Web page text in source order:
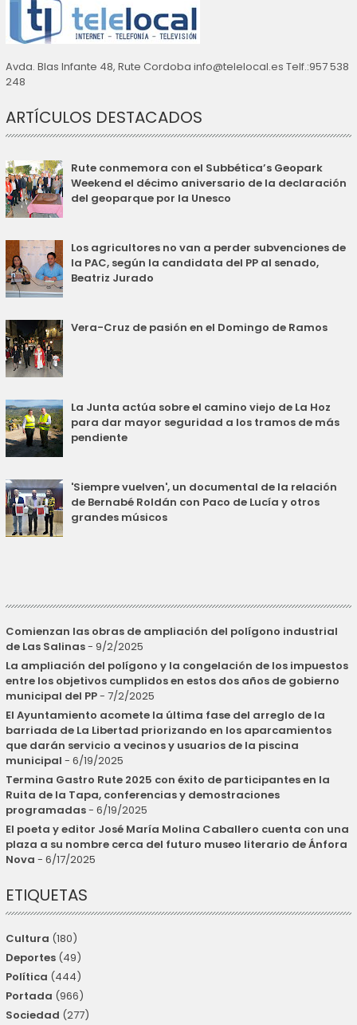
Avda. Blas Infante 48, Rute Cordoba info@telelocal.es Telf.:957 538
248
ARTÍCULOS DESTACADOS
Rute conmemora con el Subbética’s Geopark
Weekend el décimo aniversario de la declaración
del geoparque por la Unesco
Los agricultores no van a perder subvenciones de
la PAC, según la candidata del PP al senado,
Beatriz Jurado
Vera-Cruz de pasión en el Domingo de Ramos
La Junta actúa sobre el camino viejo de La Hoz
para dar mayor seguridad a los tramos de más
pendiente
'Siempre vuelven', un documental de la relación
de Bernabé Roldán con Paco de Lucía y otros
grandes músicos
Comienzan las obras de ampliación del polígono industrial
de Las Salinas- 9/2/2025
La ampliación del polígono y la congelación de los impuestos
entre los objetivos cumplidos en estos dos años de gobierno
municipal del PP- 7/2/2025
El Ayuntamiento acomete la última fase del arreglo de la
barriada de La Libertad priorizando en los aparcamientos
que darán servicio a vecinos y usuarios de la piscina
municipal - 6/19/2025
Termina Gastro Rute 2025 con éxito de participantes en la
Ruita de la Tapa, conferencias y demostraciones
programadas- 6/19/2025
El poeta y editor José María Molina Caballero cuenta con una
plaza a su nombre cerca del futuro museo literario de Ánfora
Nova - 6/17/2025
ETIQUETAS
Cultura (180)
Deportes (49)
Política (444)
Portada (966)
Sociedad (277)